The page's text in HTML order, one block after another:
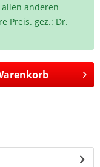
allen anderen
Preis. gez.: Dr.